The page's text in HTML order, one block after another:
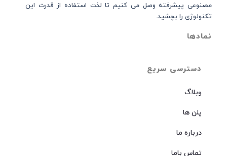
دسترسی سریع
وبلاگ
پلن ها
درباره ما
تماس باما
مصنوعی پیشرفته وصل می کنیم تا لذت استفاده از قدرت این
تکنولوژی را بچشید.
نمادها